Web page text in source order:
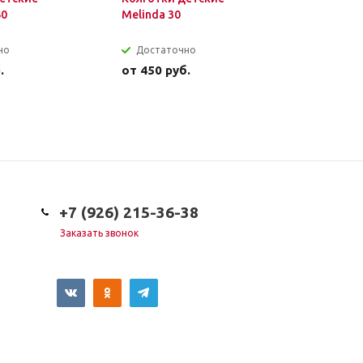
Melinda 30
Достаточно
от 450 руб.
+7 (926) 215-36-38
Заказать звонок